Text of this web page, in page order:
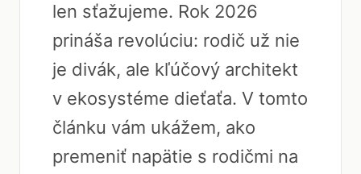
len sťažujeme. Rok 2026
prináša revolúciu: rodič už nie
je divák, ale kľúčový architekt
v ekosystéme dieťaťa. V tomto
článku vám ukážem, ako
premeniť napätie s rodičmi na